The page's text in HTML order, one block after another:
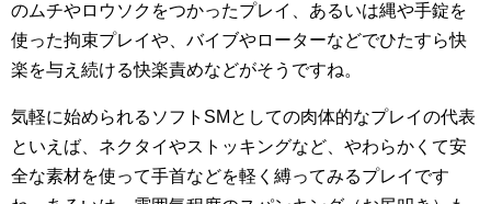
のムチやロウソクをつかったプレイ、あるいは縄や手錠を
使った拘束プレイや、バイブやローターなどでひたすら快
楽を与え続ける快楽責めなどがそうですね。
気軽に始められるソフトSMとしての肉体的なプレイの代表
といえば、ネクタイやストッキングなど、やわらかくて安
全な素材を使って手首などを軽く縛ってみるプレイです